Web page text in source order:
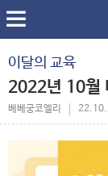
이달의 교육
2022년 10월
베베궁코엘리